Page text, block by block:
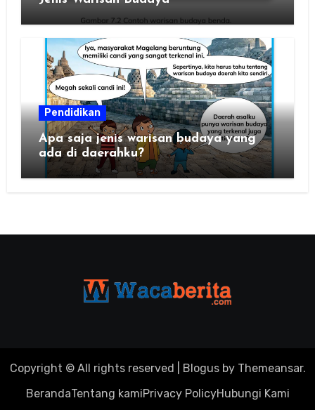
Pendidikan
Apa saja jenis warisan budaya yang
ada di daerahku?
Copyright © All rights reserved Blogusby Themeansar.
BerandaTentang kamiPrivacy PolicyHubungi Kami